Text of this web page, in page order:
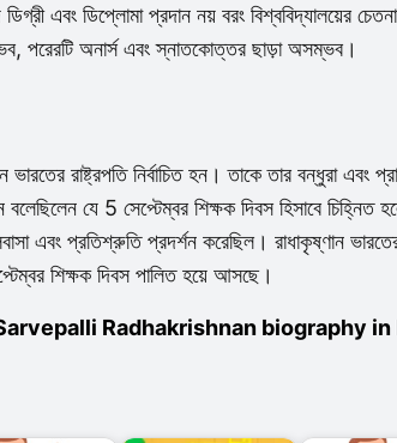
এবং ডিপ্লোমা প্রদান নয় বরং বিশ্ববিদ্যালয়ের
পরেরটি অনার্স এবং স্নাতকোত্তর ছাড়া অসম্ভব।
রাষ্ট্রপতি নির্বাচিত হন। তাকে তার বন্ধুরা এবং
যে 5 সেপ্টেম্বর শিক্ষক দিবস হিসাবে চিহ্নিত
এবং প্রতিশ্রুতি প্রদর্শন করেছিল। রাধাকৃষ্ণান
শিক্ষক দিবস পালিত হয়ে আসছে।
Dr Sarvepalli Radhakrishnan biography